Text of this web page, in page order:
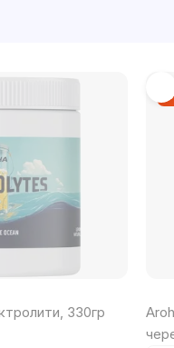
330гр